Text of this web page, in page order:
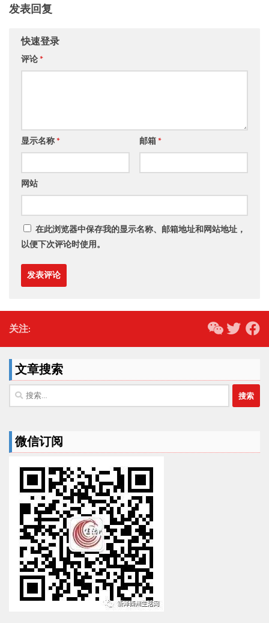
发表回复
快速登录
评论*
显示名称* 邮箱*
网站
在此浏览器中保存我的显示名称、邮箱地址和网站地址，
以便下次评论时使用。
关注:
文章搜索
搜
索：
微信订阅